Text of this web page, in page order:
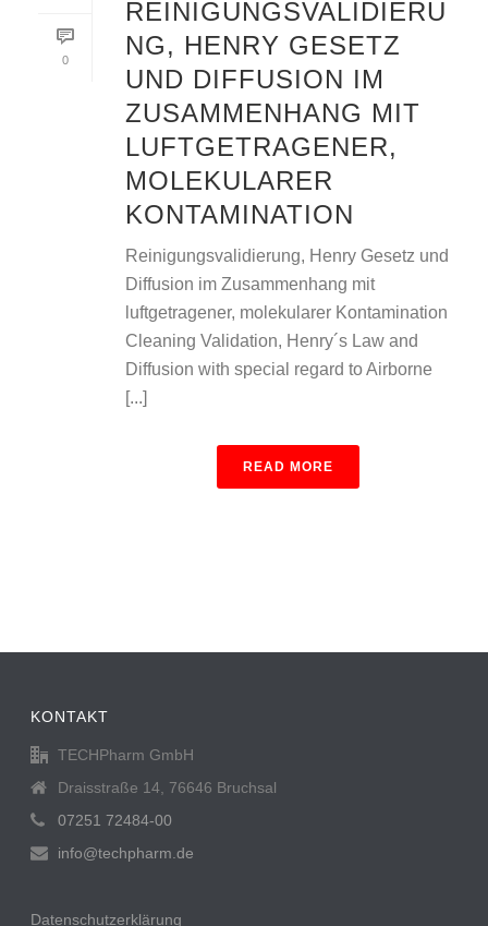
0
REINIGUNGSVALIDIERU
NG, HENRY GESETZ
UND DIFFUSION IM
ZUSAMMENHANG MIT
LUFTGETRAGENER,
MOLEKULARER
KONTAMINATION
Reinigungsvalidierung, Henry Gesetz und
Diffusion im Zusammenhang mit
luftgetragener, molekularer Kontamination
Cleaning Validation, Henry´s Law and
Diffusion with special regard to Airborne
[...]
READ MORE
KONTAKT
TECHPharm GmbH
Draisstraße 14, 76646 Bruchsal
07251 72484-00
info@techpharm.de
Datenschutzerklärung